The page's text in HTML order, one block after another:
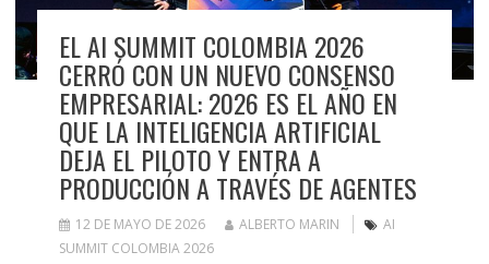
EL AI SUMMIT COLOMBIA 2026
CERRÓ CON UN NUEVO CONSENSO
EMPRESARIAL: 2026 ES EL AÑO EN
QUE LA INTELIGENCIA ARTIFICIAL
DEJA EL PILOTO Y ENTRA A
PRODUCCIÓN A TRAVÉS DE AGENTES
12 DE MAYO DE 2026 ALBERTO MARIN
AI
SUMMIT COLOMBIA 2026